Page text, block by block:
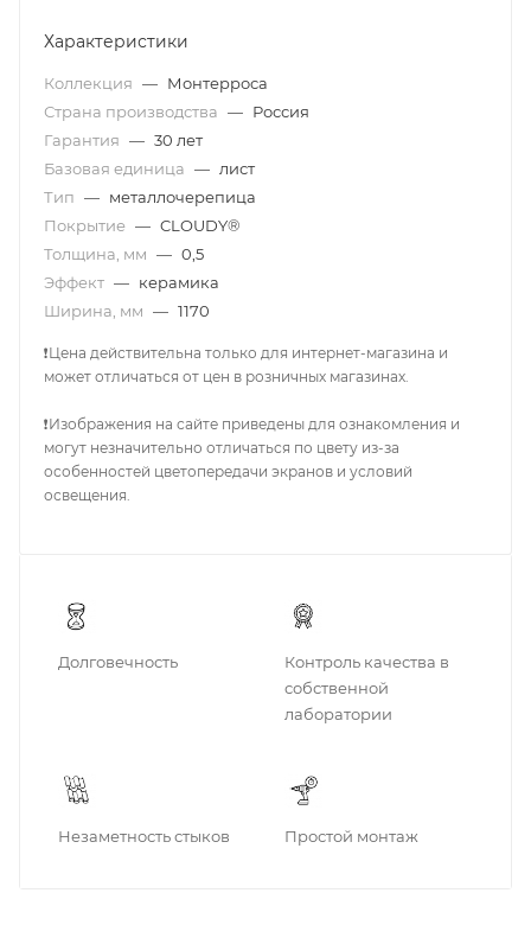
Характеристики
Коллекция — Монтерроса
Страна производства — Россия
Гарантия — 30 лет
Базовая единица — лист
Тип — металлочерепица
Покрытие — CLOUDY®
Толщина, мм — 0,5
Эффект — керамика
Ширина, мм — 1170
❗Цена действительна только для интернет-магазина и
может отличаться от цен в розничных магазинах.
❗Изображения на сайте приведены для ознакомления и
могут незначительно отличаться по цвету из-за
особенностей цветопередачи экранов и условий
освещения.
Долговечность
Контроль качества в
собственной
лаборатории
Незаметность стыков Простой монтаж